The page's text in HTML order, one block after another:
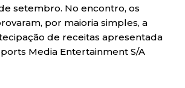
setembro. No encontro, os
por maioria simples, a
de receitas apresentada
Media Entertainment S/A